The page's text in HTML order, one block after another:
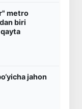
metro
biri
jahon